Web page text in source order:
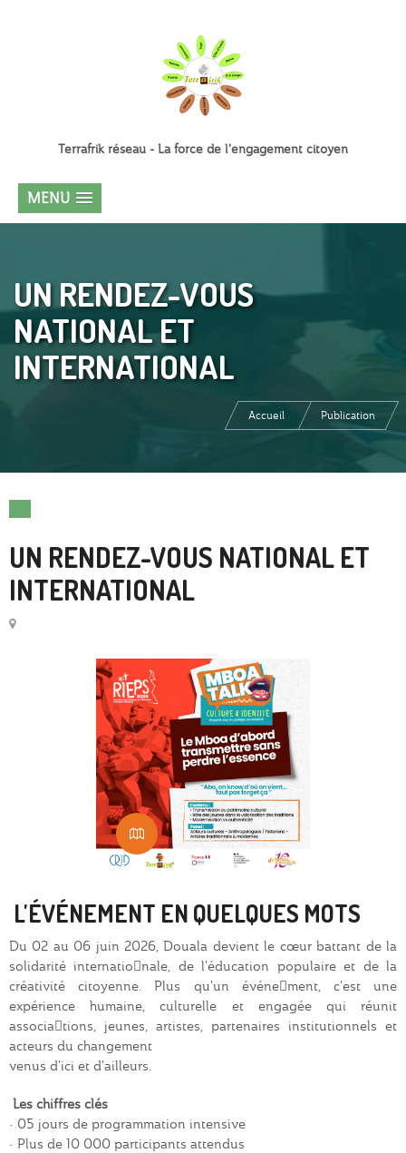
Terrafrik réseau - La force de l'engagement citoyen
MENU
UN RENDEZ-VOUS
NATIONAL ET
INTERNATIONAL
Accueil Publication
UN RENDEZ-VOUS NATIONAL ET
INTERNATIONAL
L'ÉVÉNEMENT EN QUELQUES MOTS
Du 02 au 06 juin 2026, Douala devient le cœur battant de la
solidarité internatio￾nale, de l'éducation populaire et de la
créativité citoyenne. Plus qu'un événe￾ment, c'est une
expérience humaine, culturelle et engagée qui réunit
associa￾tions, jeunes, artistes, partenaires institutionnels et
acteurs du changement
venus d'ici et d'ailleurs.
Les chiffres clés
• 05 jours de programmation intensive
• Plus de 10 000 participants attendus